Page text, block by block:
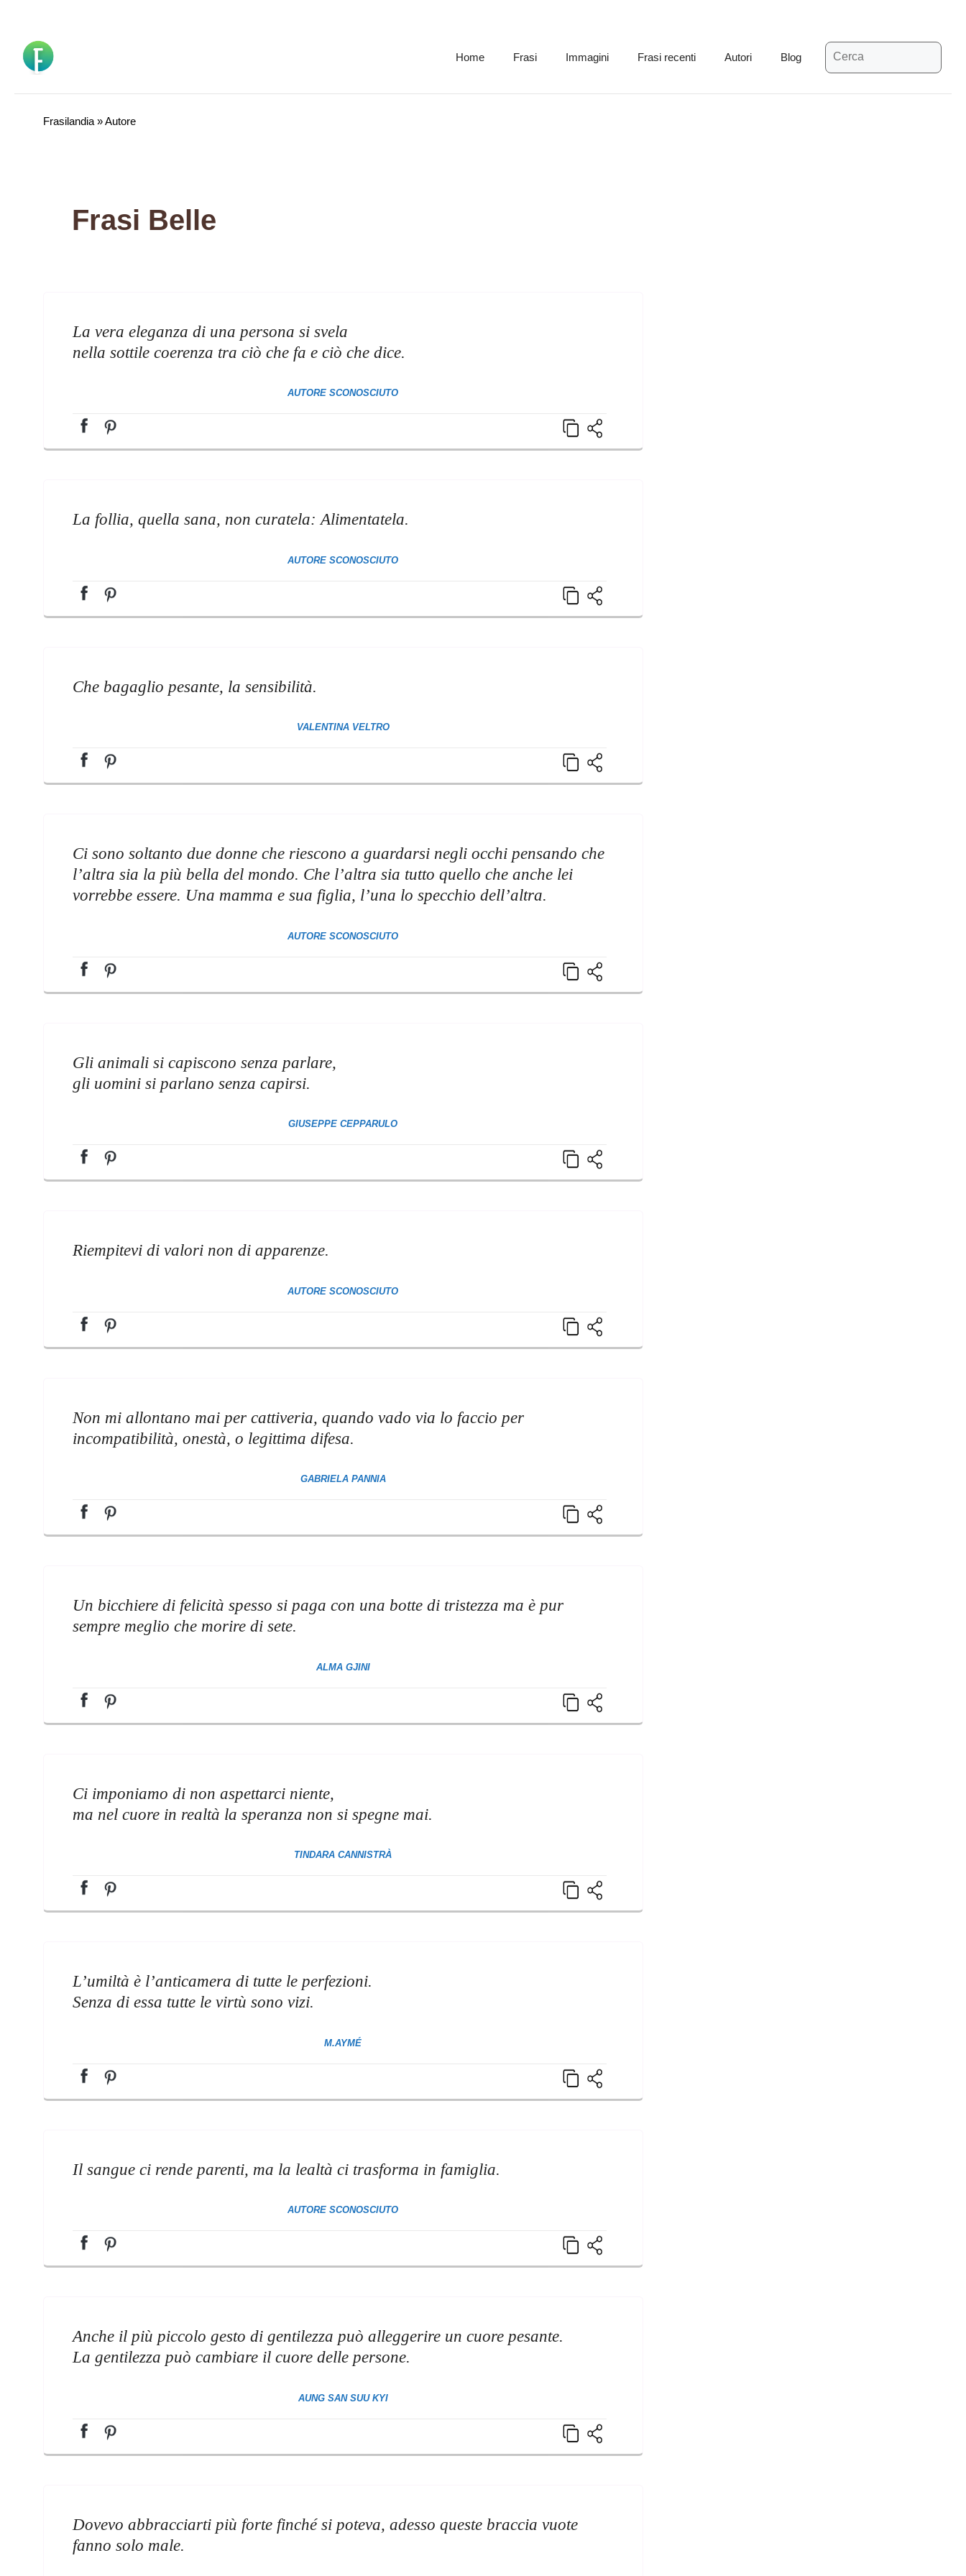
contenuto
Home Frasi Immagini Frasi recenti Autori Blog
Ricerca
per:
Frasilandia »Autore
Frasi Belle
La vera eleganza di una persona si svela
nella sottile coerenza tra ciò che fa e ciò che dice.
AUTORE SCONOSCIUTO
La follia, quella sana, non curatela: Alimentatela.
AUTORE SCONOSCIUTO
Che bagaglio pesante, la sensibilità.
VALENTINA VELTRO
Ci sono soltanto due donne che riescono a guardarsi negli occhi pensando che
l’altra sia la più bella del mondo. Che l’altra sia tutto quello che anche lei
vorrebbe essere. Una mamma e sua figlia, l’una lo specchio dell’altra.
AUTORE SCONOSCIUTO
Gli animali si capiscono senza parlare,
gli uomini si parlano senza capirsi.
GIUSEPPE CEPPARULO
Riempitevi di valori non di apparenze.
AUTORE SCONOSCIUTO
Non mi allontano mai per cattiveria, quando vado via lo faccio per
incompatibilità, onestà, o legittima difesa.
GABRIELA PANNIA
Un bicchiere di felicità spesso si paga con una botte di tristezza ma è pur
sempre meglio che morire di sete.
ALMA GJINI
Ci imponiamo di non aspettarci niente,
ma nel cuore in realtà la speranza non si spegne mai.
TINDARA CANNISTRÀ
L’umiltà è l’anticamera di tutte le perfezioni.
Senza di essa tutte le virtù sono vizi.
M.AYMÉ
Il sangue ci rende parenti, ma la lealtà ci trasforma in famiglia.
AUTORE SCONOSCIUTO
Anche il più piccolo gesto di gentilezza può alleggerire un cuore pesante.
La gentilezza può cambiare il cuore delle persone.
AUNG SAN SUU KYI
Dovevo abbracciarti più forte finché si poteva, adesso queste braccia vuote
fanno solo male.